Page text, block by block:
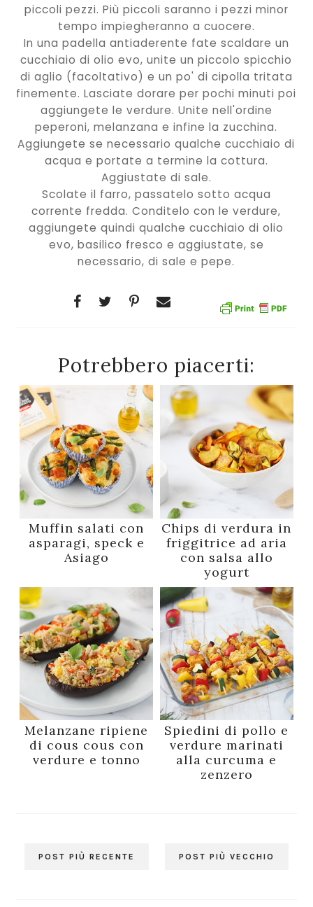
piccoli pezzi. Più piccoli saranno i pezzi minor
tempo impiegheranno a cuocere.
In una padella antiaderente fate scaldare un
cucchiaio di olio evo, unite un piccolo spicchio
di aglio (facoltativo) e un po' di cipolla tritata
finemente. Lasciate dorare per pochi minuti poi
aggiungete le verdure. Unite nell'ordine
peperoni, melanzana e infine la zucchina.
Aggiungete se necessario qualche cucchiaio di
acqua e portate a termine la cottura.
Aggiustate di sale.
Scolate il farro, passatelo sotto acqua
corrente fredda. Conditelo con le verdure,
aggiungete quindi qualche cucchiaio di olio
evo, basilico fresco e aggiustate, se
necessario, di sale e pepe.
Potrebbero piacerti:
Muffin salati con
asparagi, speck e
Asiago
Chips di verdura in
friggitrice ad aria
con salsa allo
yogurt
Melanzane ripiene
di cous cous con
verdure e tonno
Spiedini di pollo e
verdure marinati
alla curcuma e
zenzero
POST PIÙ RECENTE POST PIÙ VECCHIO